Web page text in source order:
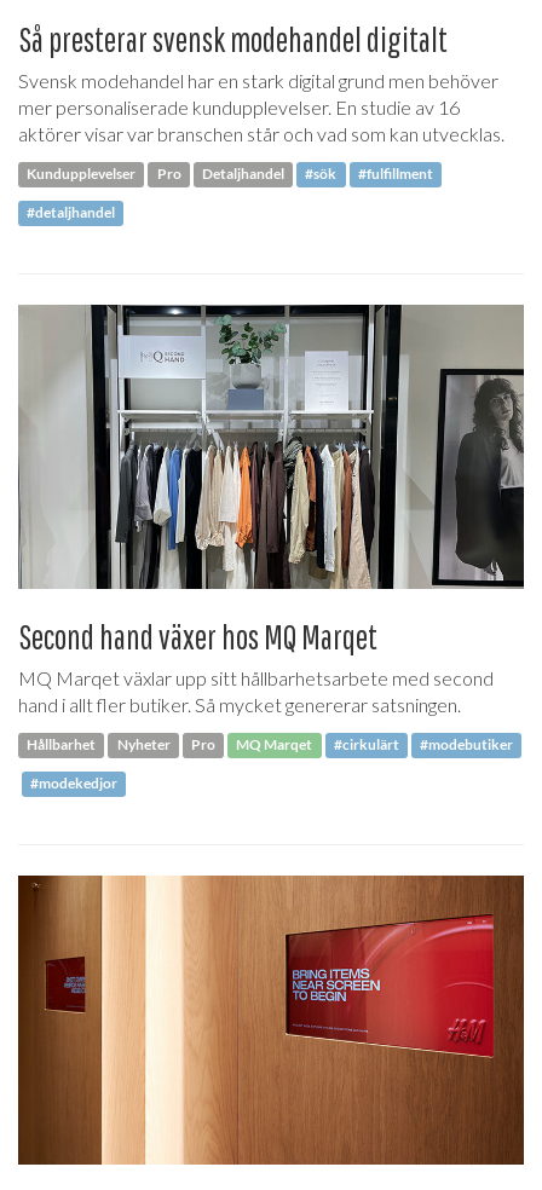
Så presterar svensk modehandel digitalt
Svensk modehandel har en stark digital grund men behöver
mer personaliserade kundupplevelser. En studie av 16
aktörer visar var branschen står och vad som kan utvecklas.
Kundupplevelser Pro Detaljhandel #sök #fulfillment
#detaljhandel
Second hand växer hos MQ Marqet
MQ Marqet växlar upp sitt hållbarhetsarbete med second
hand i allt fler butiker. Så mycket genererar satsningen.
Hållbarhet Nyheter Pro MQ Marqet #cirkulärt #modebutiker
#modekedjor